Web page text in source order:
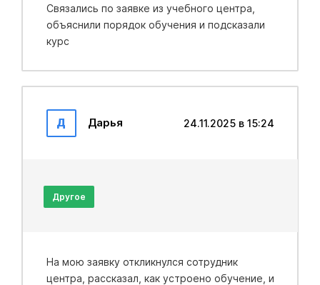
Связались по заявке из учебного центра,
объяснили порядок обучения и подсказали
курс
Д Дарья 24.11.2025 в 15:24
Другое
На мою заявку откликнулся сотрудник
центра, рассказал, как устроено обучение, и